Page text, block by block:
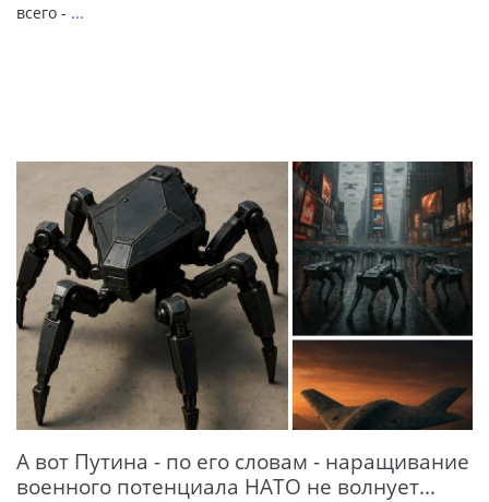
всего - ...
А вот Путина - по его словам - наращивание
военного потенциала НАТО не волнует...